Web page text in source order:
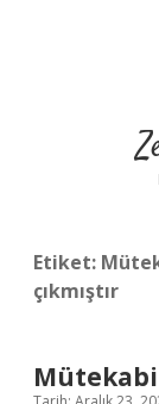
Etiket:
çıkmıştır